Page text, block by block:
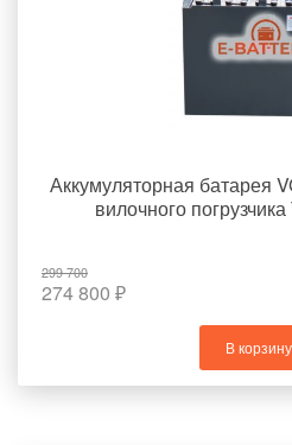
Аккумуляторная батарея
вилочного
299 700
274 800 ₽
В корзину